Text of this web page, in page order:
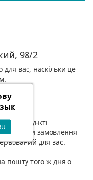
98/2
вас, наскільки це
у пункті
замовлення
для вас.
пошту того ж дня о